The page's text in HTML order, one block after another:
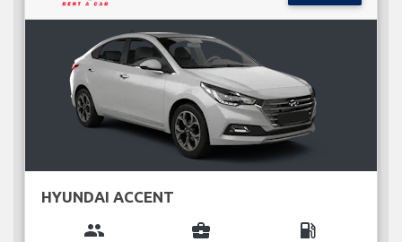
HYUNDAI ACCENT
group business_center local_gas_station